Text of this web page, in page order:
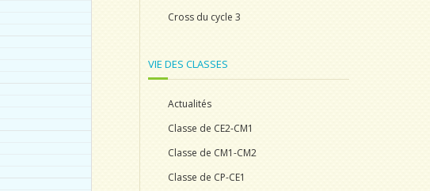
Cross du cycle 3
VIE DES CLASSES
Actualités
Classe de CE2-CM1
Classe de CM1-CM2
Classe de CP-CE1